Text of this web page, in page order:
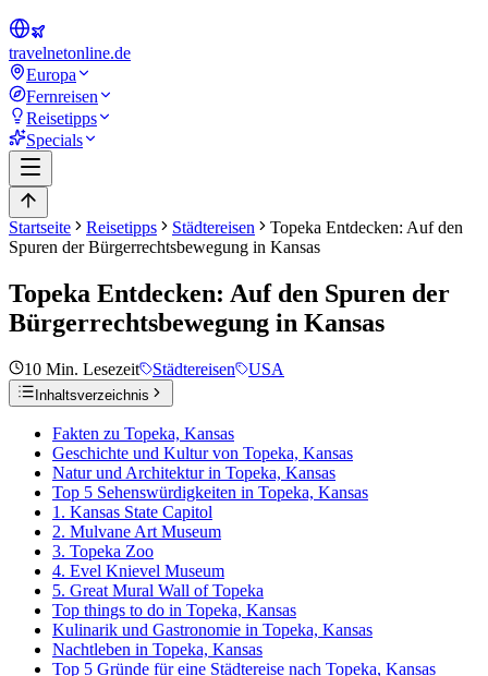
travelnetonline.de
Europa
Fernreisen
Reisetipps
Specials
Startseite Reisetipps Städtereisen
Topeka Entdecken: Auf den
Spuren der Bürgerrechtsbewegung in Kansas
Topeka Entdecken: Auf den Spuren der
Bürgerrechtsbewegung in Kansas
10 Min. Lesezeit Städtereisen USA
Inhaltsverzeichnis
Fakten zu Topeka, Kansas
Geschichte und Kultur von Topeka, Kansas
Natur und Architektur in Topeka, Kansas
Top 5 Sehenswürdigkeiten in Topeka, Kansas
1. Kansas State Capitol
2. Mulvane Art Museum
3. Topeka Zoo
4. Evel Knievel Museum
5. Great Mural Wall of Topeka
Top things to do in Topeka, Kansas
Kulinarik und Gastronomie in Topeka, Kansas
Nachtleben in Topeka, Kansas
Top 5 Gründe für eine Städtereise nach Topeka, Kansas